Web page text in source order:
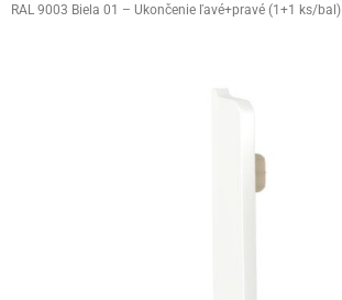
RAL 9003 Biela 01 – Ukončenie ľavé+pravé (1+1 ks/bal)